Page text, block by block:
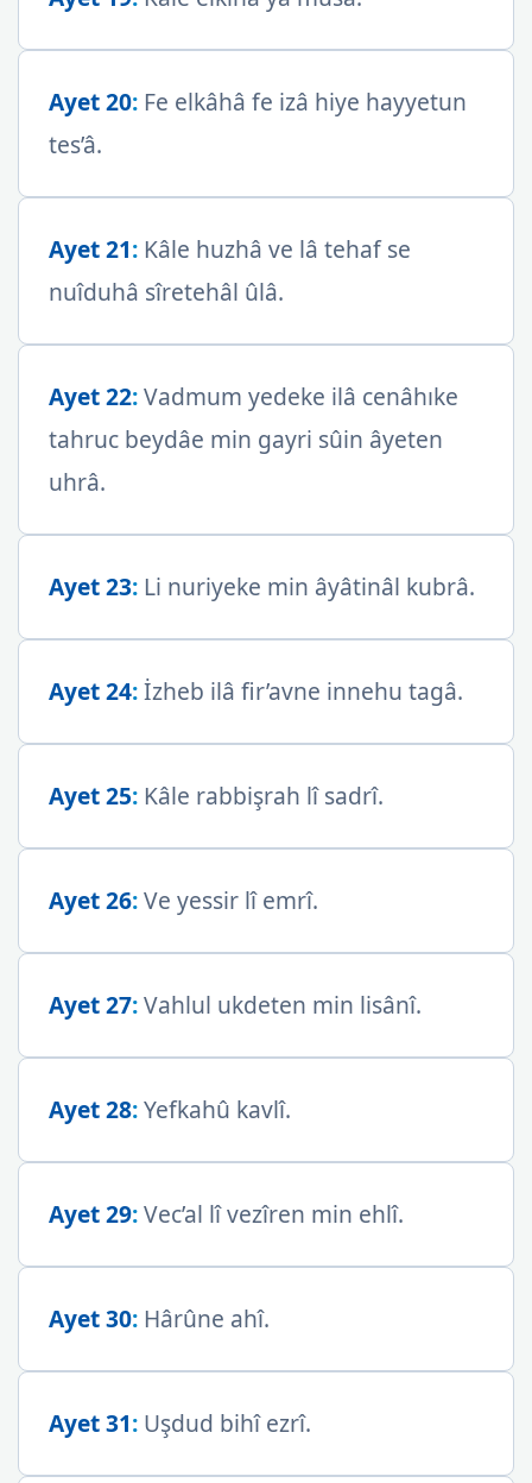
Ayet 20: Fe elkâhâ fe izâ hiye hayyetun
tes’â.
Ayet 21: Kâle huzhâ ve lâ tehaf se
nuîduhâ sîretehâl ûlâ.
Ayet 22:Vadmum yedeke ilâ cenâhıke
tahruc beydâe min gayri sûin âyeten
uhrâ.
Ayet 23: Li nuriyeke min âyâtinâl kubrâ.
Ayet 24:İzheb ilâ fir’avne innehu tagâ.
Ayet 25: Kâle rabbişrah lî sadrî.
Ayet 26:Ve yessir lî emrî.
Ayet 27:Vahlul ukdeten min lisânî.
Ayet 28:Yefkahû kavlî.
Ayet 29:Vec’al lî vezîren min ehlî.
Ayet 30: Hârûne ahî.
Ayet 31: Uşdud bihî ezrî.